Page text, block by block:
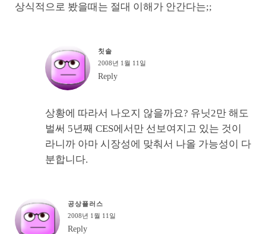
상식적으로 봤을때는 절대 이해가 안간다는;;
칫솔
2008년 1월 11일
Reply
상황에 따라서 나오지 않을까요? 유닛2만 해도
벌써 5년째 CES에서만 선보여지고 있는 것이
라니까 아마 시장성에 맞춰서 나올 가능성이 다
분합니다.
공상플러스
2008년 1월 11일
Reply